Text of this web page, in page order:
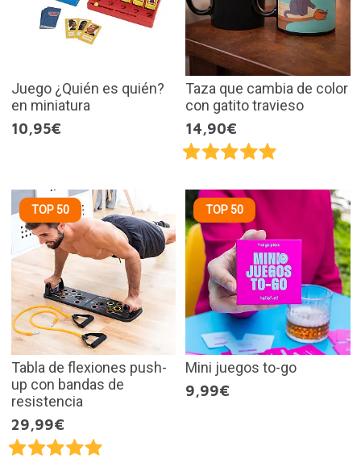
Juego ¿Quién es quién?
en miniatura
10,95€
Taza que cambia de color
con gatito travieso
14,90€
TOP 50
Tabla de flexiones push-
up con bandas de
resistencia
29,99€
TOP 50
Mini juegos to-go
9,99€